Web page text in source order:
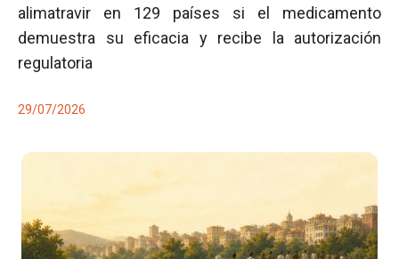
alimatravir en 129 países si el medicamento
demuestra su eficacia y recibe la autorización
regulatoria
29/07/2026